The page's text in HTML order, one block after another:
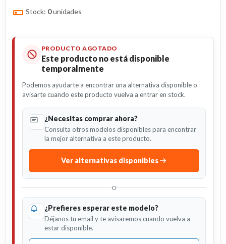
Stock: 0unidades
PRODUCTO AGOTADO
Este producto no está disponible
temporalmente
Podemos ayudarte a encontrar una alternativa disponible o
avisarte cuando este producto vuelva a entrar en stock.
¿Necesitas comprar ahora?
Consulta otros modelos disponibles para encontrar
la mejor alternativa a este producto.
Ver alternativas disponibles
O
¿Prefieres esperar este modelo?
Déjanos tu email y te avisaremos cuando vuelva a
estar disponible.